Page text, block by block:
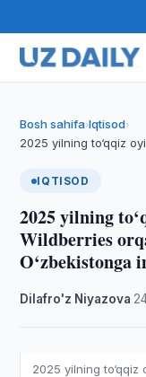
Bosh sahifa›Iqtisod›
2025 yilning to‘qqiz
IQTISOD
2025 yilning
Wildberries
O‘zbekistonga
Dilafro'z Niyazova
2025 yilning